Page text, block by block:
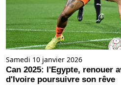
Samedi 10 janvier 2026
Can 2025: l'Egypte, renouer
d'Ivoire poursuivre son rêve